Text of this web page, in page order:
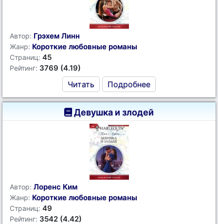
Автор: Грэхем Линн
Жанр: Короткие любовные романы
Страниц: 45
Рейтинг: 3769 (4.19)
Читать Подробнее
Девушка и злодей
Автор: Лоренс Ким
Жанр: Короткие любовные романы
Страниц: 49
Рейтинг: 3542 (4.42)